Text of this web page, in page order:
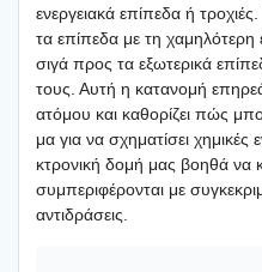
ενερ­γεια­κά επί­πε­δα ή
τα επί­πε­δα με τη χαμη­λό­τε­ρη
σιγά προς τα εξω­τε­ρι­κά
τους. Αυτή η κατα­νο­μή
ατό­μου και καθο­ρί­ζει πώς
μα για να σχη­μα­τί­σει
κτρο­νι­κή δομή μας βοη­θά να
συμπε­ρι­φέ­ρο­νται με
αντι­δρά­σεις.